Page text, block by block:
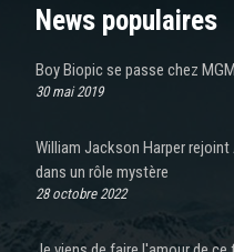
News populaires
Boy Biopic se passe chez MGM
30 mai 2019
William Jackson Harper rejoint
dans un rôle mystère
28 octobre 2022